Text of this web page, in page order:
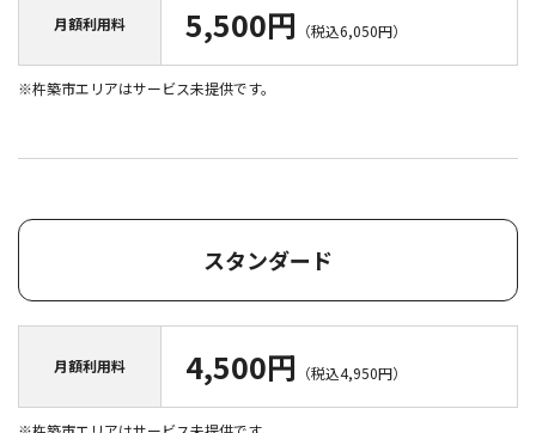
月額利用料 5,500円 （税込6,050円）
※杵築市エリアはサービス未提供です。
スタンダード
月額利用料 4,500円 （税込4,950円）